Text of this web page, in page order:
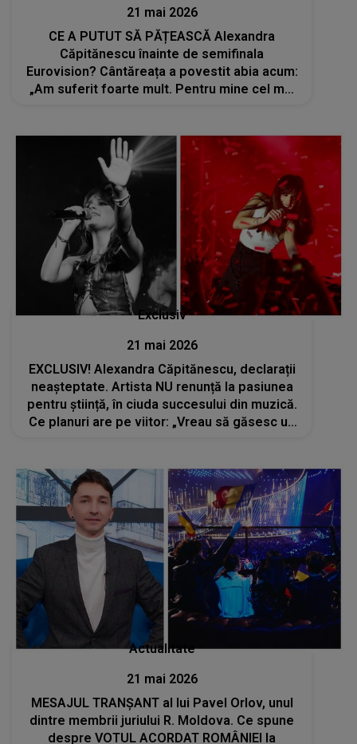
21 mai 2026
CE A PUTUT SĂ PĂȚEASCĂ Alexandra
Căpitănescu înainte de semifinala
Eurovision? Cântăreața a povestit abia acum:
„Am suferit foarte mult. Pentru mine cel mai
Exclusiv
21 mai 2026
EXCLUSIV! Alexandra Căpitănescu, declarații
neașteptate. Artista NU renunță la pasiunea
pentru știință, în ciuda succesului din muzică.
Ce planuri are pe viitor: „Vreau să găsesc un
Actualitate
21 mai 2026
MESAJUL TRANȘANT al lui Pavel Orlov, unul
dintre membrii juriului R. Moldova. Ce spune
despre VOTUL ACORDAT ROMÂNIEI la